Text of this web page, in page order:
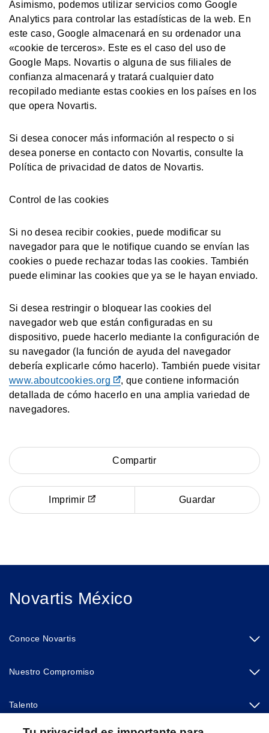
Asimismo, podemos utilizar servicios como Google
Analytics para controlar las estadísticas de la web. En
este caso, Google almacenará en su ordenador una
«cookie de terceros». Este es el caso del uso de
Google Maps. Novartis o alguna de sus filiales de
confianza almacenará y tratará cualquier dato
recopilado mediante estas cookies en los países en los
que opera Novartis.
Si desea conocer más información al respecto o si
desea ponerse en contacto con Novartis, consulte la
Política de privacidad de datos de Novartis.
Control de las cookies
Si no desea recibir cookies, puede modificar su
navegador para que le notifique cuando se envían las
cookies o puede rechazar todas las cookies. También
puede eliminar las cookies que ya se le hayan enviado.
Si desea restringir o bloquear las cookies del
navegador web que están configuradas en su
dispositivo, puede hacerlo mediante la configuración de
su navegador (la función de ayuda del navegador
debería explicarle cómo hacerlo). También puede visitar
www.aboutcookies.org
, que contiene información
detallada de cómo hacerlo en una amplia variedad de
navegadores.
Compartir
Imprimir Guardar
Novartis México
Conoce Novartis
Nuestro Compromiso
Talento